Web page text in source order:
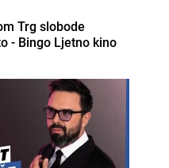
Trg slobode
- Bingo Ljetno kino